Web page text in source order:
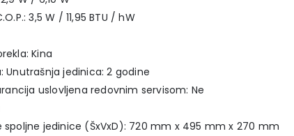
3,5 W / 11,95 BTU / hW
Kina
Unutrašnja jedinica: 2 godine
uslovljena redovnim servisom: Ne
spoljne jedinice (ŠxVxD): 720 mm x 495 mm x 270 mm